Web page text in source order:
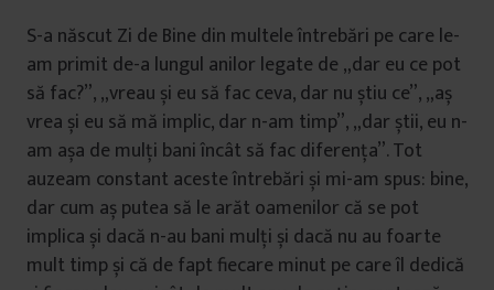
S-a născut Zi de Bine din multele întrebări pe care le-
am primit de-a lungul anilor legate de „dar eu ce pot
să fac?”, „vreau și eu să fac ceva, dar nu știu ce”, „aș
vrea și eu să mă implic, dar n-am timp”, „dar știi, eu n-
am așa de mulți bani încât să fac diferența”. Tot
auzeam constant aceste întrebări și mi-am spus: bine,
dar cum aș putea să le arăt oamenilor că se pot
implica și dacă n-au bani mulți și dacă nu au foarte
mult timp și că de fapt fiecare minut pe care îl dedică